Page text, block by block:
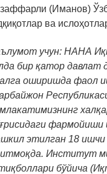
(Иманов)
ва
учун: НАНА
бир қатор давлат
оширишда фаол
этилган 18 ишчи
Институт
бўйича